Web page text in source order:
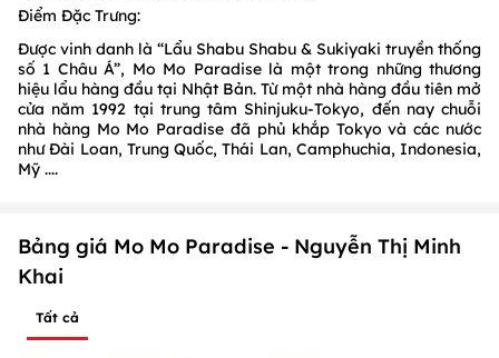
Điểm Đặc Trưng:
Được vinh danh là “Lẩu Shabu Shabu & Sukiyaki truyền thống
số 1 Châu Á”, Mo Mo Paradise là một trong những thương
hiệu lẩu hàng đầu tại Nhật Bản. Từ một nhà hàng đầu tiên mở
cửa năm 1992 tại trung tâm Shinjuku-Tokyo, đến nay chuỗi
nhà hàng Mo Mo Paradise đã phủ khắp Tokyo và các nước
như Đài Loan, Trung Quốc, Thái Lan, Camphuchia, Indonesia,
Mỹ ....
Bảng giá Mo Mo Paradise - Nguyễn Thị Minh
Khai
Tất cả